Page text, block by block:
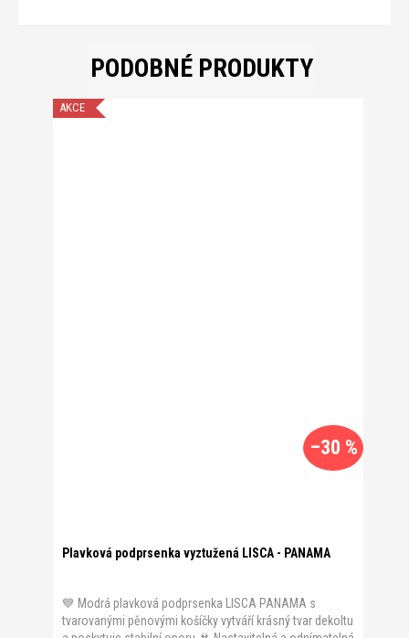
PODOBNÉ PRODUKTY
AKCE
–30 %
Plavková podprsenka vyztužená LISCA - PANAMA
💙 Modrá plavková podprsenka LISCA PANAMA s
tvarovanými pěnovými košíčky vytváří krásný tvar dekoltu